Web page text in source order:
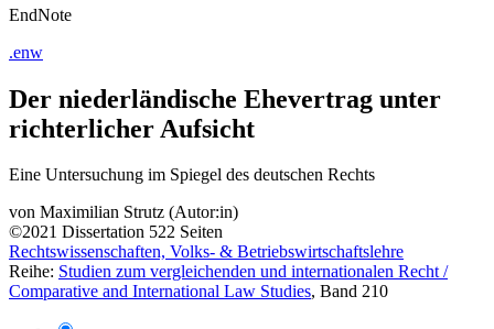
EndNote
.enw
Der niederländische Ehevertrag unter
richterlicher Aufsicht
Eine Untersuchung im Spiegel des deutschen Rechts
von Maximilian Strutz (Autor:in)
©2021 Dissertation 522 Seiten
Rechtswissenschaften, Volks- & Betriebswirtschaftslehre
Reihe: Studien zum vergleichenden und internationalen Recht /
Comparative and International Law Studies, Band 210